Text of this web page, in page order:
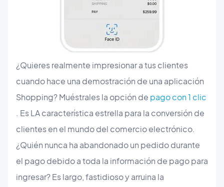
¿Quieres realmente impresionar a tus clientes
cuando hace una demostración de una aplicación
Shopping? Muéstrales la opción de pago con 1 clic
. Es LA característica estrella para la conversión de
clientes en el mundo del comercio electrónico.
¿Quién nunca ha abandonado un pedido durante
el pago debido a toda la información de pago para
ingresar? Es largo, fastidioso y arruina la